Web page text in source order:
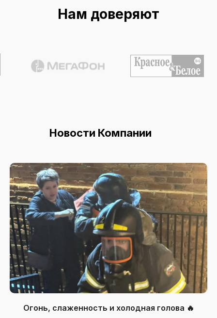
Нам доверяют
Новости Компании
Все новости
Огонь, слаженность и холодная голова 🔥